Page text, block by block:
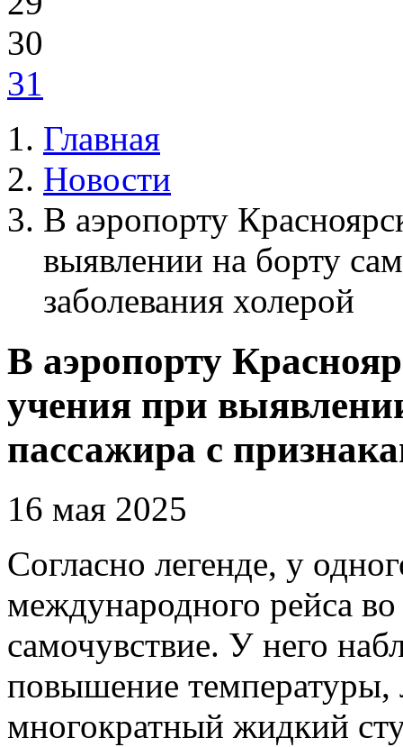
30
31
Главная
Новости
В аэропорту
выявлении на борту
заболевания холерой
В аэропорту
учения при
пассажира с
16 мая 2025
Согласно легенде, у
международного рейса
самочувствие. У него
повышение температуры,
многократный жидкий